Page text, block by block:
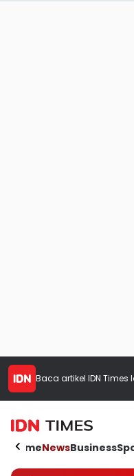
Baca artikel IDN Times
HomeNewsBusiness